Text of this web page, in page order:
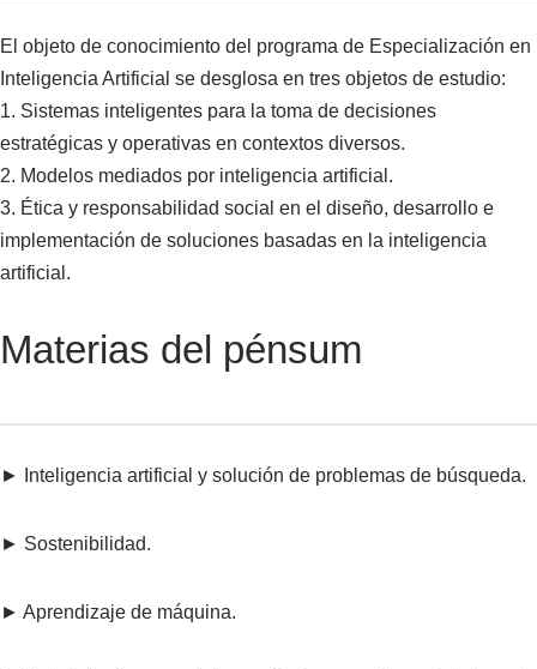
El objeto de conocimiento del programa de Especialización en
Inteligencia Artificial se desglosa en tres objetos de estudio:
1. Sistemas inteligentes para la toma de decisiones
estratégicas y operativas en contextos diversos.
2. Modelos mediados por inteligencia artificial.
3. Ética y responsabilidad social en el diseño, desarrollo e
implementación de soluciones basadas en la inteligencia
artificial.
Materias del pénsum
► Inteligencia artificial y solución de problemas de búsqueda.
► Sostenibilidad.
► Aprendizaje de máquina.